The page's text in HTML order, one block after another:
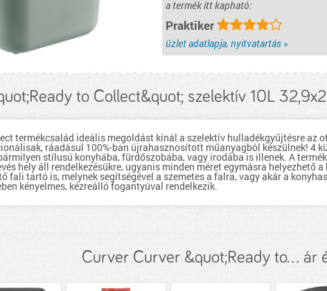
a termék itt kapható:
Praktiker
üzlet adatlapja, nyitvatartás »
to Collect&quot; szelektív 10L
termékcsalád ideális megoldást kínál a szelektív hulladékgyűjtésre az
ráadásul 100%-ban újrahasznosított műanyagból készülnek! 4
stílusú konyhába, fürdőszobába, vagy irodába is illenek. A
hely áll rendelkezésükre, ugyanis minden méret egymásra
fali tartó is, melynek segítségével a szemetes a falra, vagy akár a
kényelmes, kézreálló fogantyúval rendelkezik.
Curver Curver &quot;Ready to... ár